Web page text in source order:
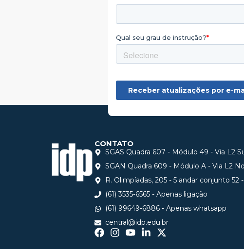
CONTATO
SGAS Quadra 607 - Módulo 49 - Via L2
SGAN Quadra 609 - Módulo A - Via L2
R. Olimpíadas, 205 - 5 andar conjunto 52
(61) 3535-6565 - Apenas ligação
(61) 99649-6886 - Apenas whatsapp
central@idp.edu.br